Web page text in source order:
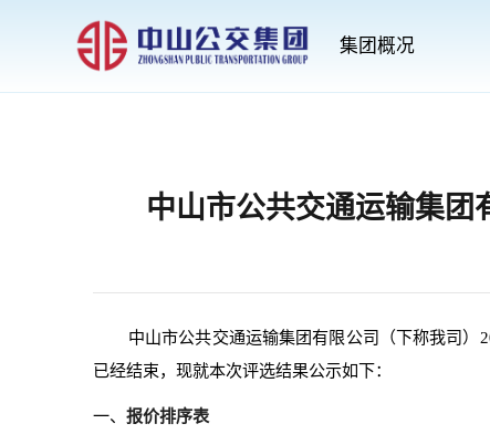
集团概况
中山市公共交通运输集团
中山市公共交通运输集团有限公司（下称我司
已经结束，现就本次评选结果公示如下：
一、 报价排序表